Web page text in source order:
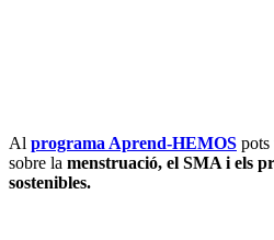
Al programa Aprend-HEMOS pots
sobre la menstruació, el SMA i els
sostenibles.